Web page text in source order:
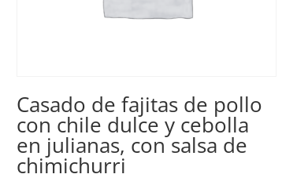
Casado de fajitas de pollo
con chile dulce y cebolla
en julianas, con salsa de
chimichurri